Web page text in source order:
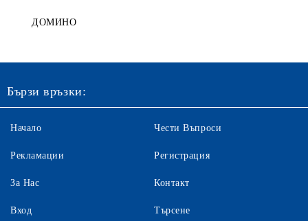
ДОМИНО
Бързи връзки:
Начало
Рекламации
За Нас
Вход
Чести Въпроси
Регистрация
Контакт
Търсене